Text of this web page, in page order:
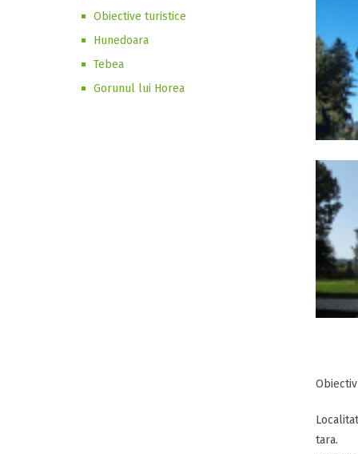
Obiective turistice
Hunedoara
Tebea
Gorunul lui Horea
tara.